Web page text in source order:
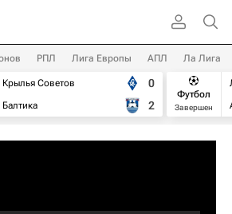
РПЛ Лига Европы АПЛ Ла Лига
Крылья Советов
Балтика
0
2
Футбол
Завершен